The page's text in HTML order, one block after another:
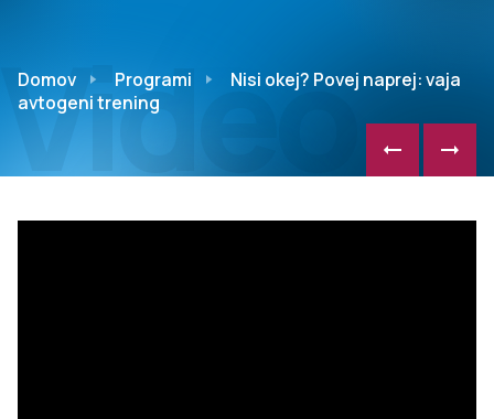
Video
Domov Programi
Nisi okej? Povej naprej: vaja
avtogeni trening